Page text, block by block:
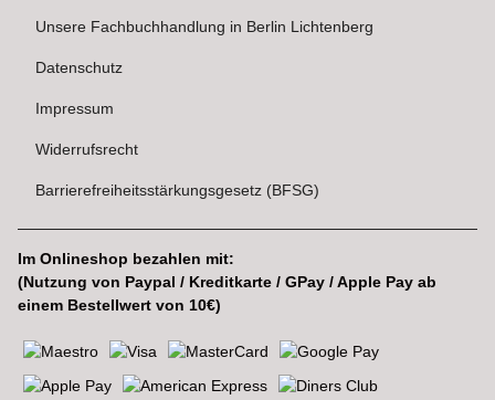
Unsere Fachbuchhandlung in Berlin Lichtenberg
Datenschutz
Impressum
Widerrufsrecht
Barrierefreiheitsstärkungsgesetz (BFSG)
Im Onlineshop bezahlen mit:
(Nutzung von Paypal / Kreditkarte / GPay / Apple Pay ab
einem Bestellwert von 10€)